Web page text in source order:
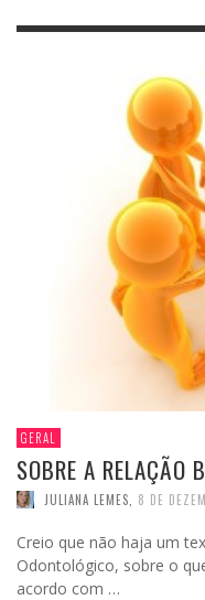
GERAL
SOBRE A RELAÇÃO
JULIANA LEMES 8 DE
Creio que não haja um
Odontológico, sobre o
acordo com …